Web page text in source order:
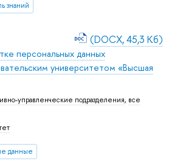
знаний
персональных данных
университетом «Высшая
управленческие подразделения, все
данные
(DOCX, 45,3 Кб)